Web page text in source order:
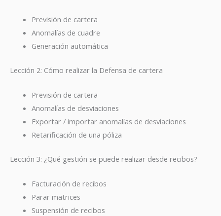
Previsión de cartera
Anomalías de cuadre
Generación automática
Lección 2: Cómo realizar la Defensa de cartera
Previsión de cartera
Anomalías de desviaciones
Exportar / importar anomalías de desviaciones
Retarificación de una póliza
Lección 3: ¿Qué gestión se puede realizar desde recibos?
Facturación de recibos
Parar matrices
Suspensión de recibos